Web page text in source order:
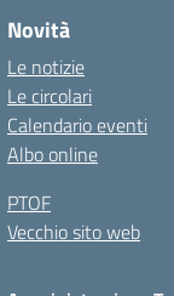
Novità
Le notizie
Le circolari
Calendario eventi
Albo online
PTOF
Vecchio sito web